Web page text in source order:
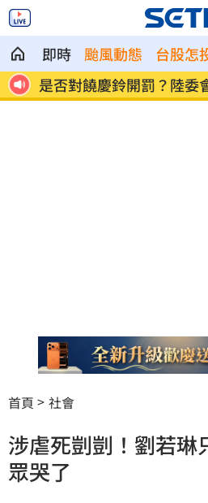
即時 颱風動態 台股怎
Mina遭網暴離世！曾並肩
舉
首頁 社會
涉虐死剴剴！劉若
眾哭了